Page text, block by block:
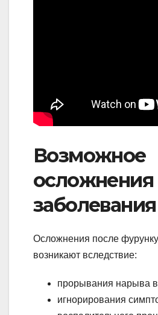
Возможное
осложнения
заболевания
Осложнения после
возникают вследствие:
прорывания нарыва
игнорирования